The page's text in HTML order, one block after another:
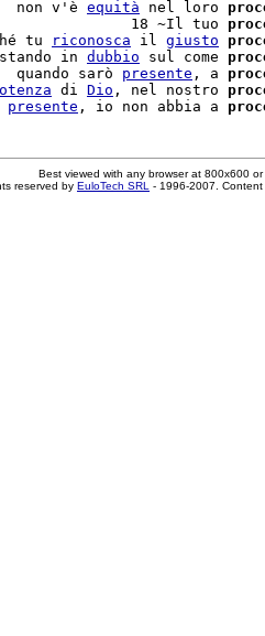
non v'è
equità nel loro
18 ~Il tuo
tu
riconosca il giusto
in dubbio sul come
sarò presente , a
di Dio , nel nostro
presente , io non abbia a
Best viewed with any browser at 800x600
reserved by EuloTech SRL - 1996-2007.